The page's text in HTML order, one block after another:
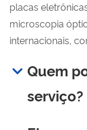
placas
microscopia
internacionais,
Quem
serviço?